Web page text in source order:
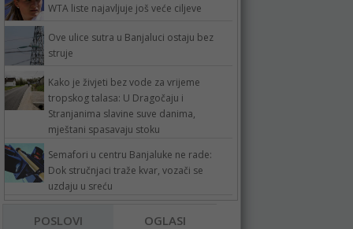
WTA liste najavljuje još veće ciljeve
Ove ulice sutra u Banjaluci ostaju bez
struje
Kako je živjeti bez vode za vrijeme
tropskog talasa: U Dragočaju i
Stranjanima slavine suve danima,
mještani spasavaju stoku
Semafori u centru Banjaluke ne rade:
Dok stručnjaci traže kvar, vozači se
uzdaju u sreću
POSLOVI OGLASI